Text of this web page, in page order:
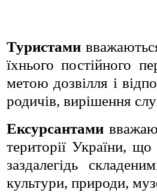
Туристами
їхнього постійного
метою дозвілля і
родичів, вирішення
Ексурсантами
території України,
заздалегідь
культури, природи,